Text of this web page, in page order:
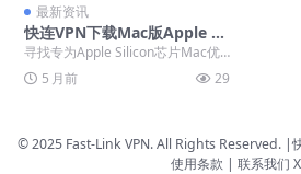
最新资讯
快连VPN下载Mac版Apple Sil
icon芯片原生适配版本
寻找专为Apple Silicon芯片Mac优
化的快连VPN原生版本？直接访问
官...5 月前 29
© 2025 Fast-Link VPN. All Rights Reserved. |
使用条款 | 联系我们